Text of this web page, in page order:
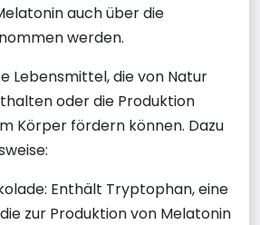
auch über die
werden.
Lebensmittel, die von Natur
oder die Produktion
Körper fördern können. Dazu
Enthält Tryptophan, eine
zur Produktion von Melatonin